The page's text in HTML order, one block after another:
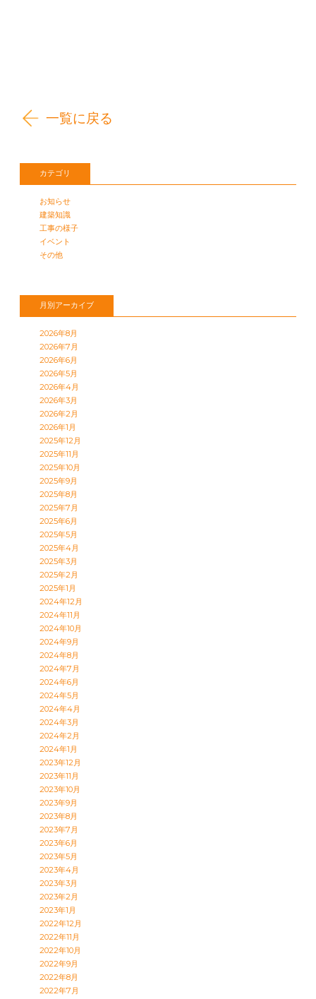
一覧に戻る
カテゴリ
お知らせ
建築知識
工事の様子
イベント
その他
月別アーカイブ
2026年8月
2026年7月
2026年6月
2026年5月
2026年4月
2026年3月
2026年2月
2026年1月
2025年12月
2025年11月
2025年10月
2025年9月
2025年8月
2025年7月
2025年6月
2025年5月
2025年4月
2025年3月
2025年2月
2025年1月
2024年12月
2024年11月
2024年10月
2024年9月
2024年8月
2024年7月
2024年6月
2024年5月
2024年4月
2024年3月
2024年2月
2024年1月
2023年12月
2023年11月
2023年10月
2023年9月
2023年8月
2023年7月
2023年6月
2023年5月
2023年4月
2023年3月
2023年2月
2023年1月
2022年12月
2022年11月
2022年10月
2022年9月
2022年8月
2022年7月